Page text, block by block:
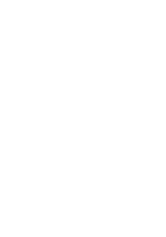
einverstanden,
eintritt, wenn
die